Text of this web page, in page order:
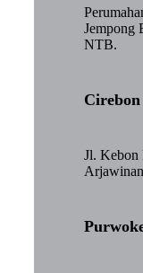
Jempong
NTB.
Cirebon
Jl. Kebon